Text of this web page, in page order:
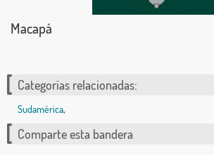
Macapá
Categorías relacionadas:
Sudamérica,
Comparte esta bandera